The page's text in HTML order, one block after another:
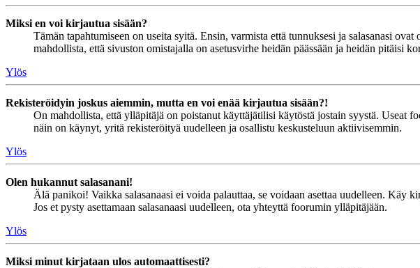
Miksi en voi kirjautua sisään?
Tämän tapahtumiseen on useita syitä. Ensin, varmista että tunnuksesi ja salasanasi
mahdollista, että sivuston omistajalla on asetusvirhe heidän päässään ja heidän pitäisi
Ylös
Rekisteröidyin joskus aiemmin, mutta en voi enää kirjautua sisään?!
On mahdollista, että ylläpitäjä on poistanut käyttäjätilisi käytöstä jostain syystä. Useat
näin on käynyt, yritä rekisteröityä uudelleen ja osallistu keskusteluun aktiivisemmin.
Ylös
Olen hukannut salasanani!
Älä panikoi! Vaikka salasanaasi ei voida palauttaa, se voidaan asettaa uudelleen. Käy
Jos et pysty asettamaan salasanaasi uudelleen, ota yhteyttä foorumin ylläpitäjään.
Ylös
Miksi minut kirjataan ulos automaattisesti?